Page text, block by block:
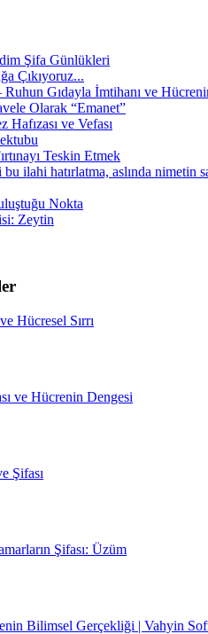
Şifa Günlükleri
Çıkıyoruz...
Gıdayla İmtihanı ve
Olarak “Emanet”
ve Vefası
Teskin Etmek
ilahi hatırlatma, aslında nimetin
Nokta
Zeytin
Hücresel Sırrı
ve Hücrenin Dengesi
Şifası
Şifası: Üzüm
Bilimsel Gerçekliği | Vahyin